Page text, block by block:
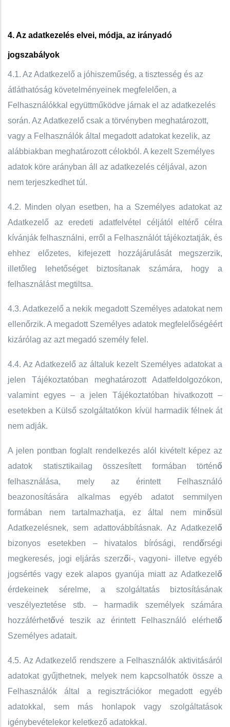
4. Az adatkezelés elvei, módja, az irányadó
jogszabályok
4.1. Az Adatkezelő a jóhiszeműség, a tisztesség és az
átláthatóság követelményeinek megfelelően, a
Felhasználókkal együttműködve járnak el az adatkezelés
során. Az Adatkezelő csak a törvényben meghatározott,
vagy a Felhasználók által megadott adatokat kezelik, az
alábbiakban meghatározott célokból. ​A kezelt Személyes
adatok köre arányban áll az adatkezelés céljával, azon
nem terjeszkedhet túl.
4.2. Minden olyan esetben, ha a Személyes adatokat az
Adatkezelő az eredeti adatfelvétel céljától eltérő célra
kívánják felhasználni, erről a Felhasználót tájékoztatják, és
ehhez előzetes, kifejezett hozzájárulását megszerzik,
illetőleg lehetőséget biztosítanak számára, hogy a
felhasználást megtiltsa.
4.3. ​Adatkezelő a nekik megadott Személyes adatokat nem
ellenőrzik. A megadott Személyes adatok megfelelőségéért
kizárólag az azt megadó személy felel.
4.4. Az Adatkezelő az általuk kezelt Személyes adatokat a
jelen ​Tájékoztatóban meghatározott Adatfeldolgozókon,
valamint egyes – a jelen ​Tájékoztatóban hivatkozott –
esetekben a Külső szolgáltatókon kívül harmadik félnek át
nem adják.
A jelen pontban foglalt rendelkezés alól kivételt képez az
adatok statisztikailag összesített formában történő
felhasználása, mely az érintett Felhasználó
beazonosítására alkalmas egyéb adatot semmilyen
formában nem tartalmazhatja, ez által nem minősül
Adatkezelésnek, sem adattovábbításnak. Az Adatkezel ő
bizonyos esetekben – hivatalos bírósági, rendőrségi
megkeresés, jogi eljárás szerzői-, vagyoni- illetve egyéb
jogsértés vagy ezek alapos gyanúja miatt az Adatkezel ő
érdekeinek sérelme, a szolgáltatás biztosításának
veszélyeztetése stb. – harmadik személyek számára
hozzáférhetővé teszik az érintett Felhasználó elérhető
Személyes adatait.
4.5. Az Adatkezelő rendszere a Felhasználók aktivitásáról
adatokat gyűjthetnek, melyek nem kapcsolhatók össze a
Felhasználók által a regisztrációkor megadott egyéb
adatokkal, sem más honlapok vagy szolgáltatások
igénybevételekor keletkező adatokkal.